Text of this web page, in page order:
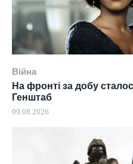
Війна
На фронті за добу
Генштаб
09.08.2026